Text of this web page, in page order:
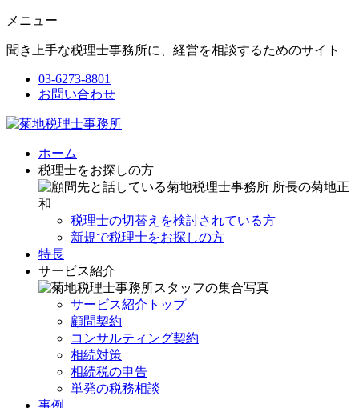
メニュー
聞き上手な税理士事務所に、 経営を相談するためのサイト
03-6273-8801
お問い合わせ
ホーム
税理士をお探しの方
税理士の切替えを検討されている方
新規で税理士をお探しの方
特長
サービス紹介
サービス紹介トップ
顧問契約
コンサルティング契約
相続対策
相続税の申告
単発の税務相談
事例